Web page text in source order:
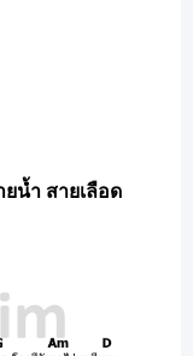
น้ำ สายเลือด